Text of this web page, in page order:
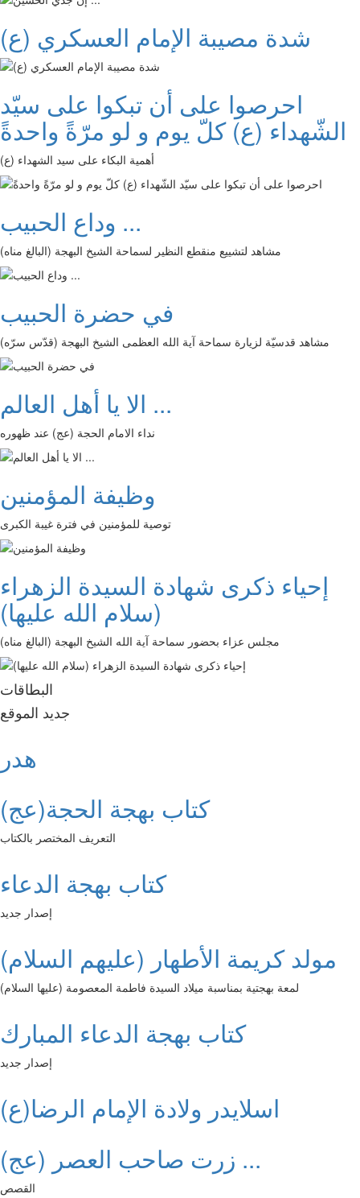
شدة مصيبة الإمام العسكري (ع)
احرصوا على أن تبكوا على سيّد
الشّهداء (ع) كلّ يوم و لو مرّةً واحدةً
أهمية البكاء على سيد الشهداء (ع)
وداع الحبيب ...
مشاهد لتشييع منقطع النظير لسماحة الشيخ البهجة (البالغ مناه)
في حضرة الحبيب
مشاهد قدسيّة لزيارة سماحة آية الله العظمى الشيخ البهجة (قدّس سرّه)
الا يا أهل العالم ...
نداء الامام الحجة (عج) عند ظهوره
وظيفة المؤمنين
توصية للمؤمنين في فترة غيبة الكبرى
إحياء ذكرى شهادة السيدة الزهراء
(سلام الله عليها)
مجلس عزاء بحضور سماحة آية الله الشيخ البهجة (البالغ مناه)
البطاقات
جديد الموقع
هدر
كتاب بهجة الحجة(عج)
التعريف المختصر بالكتاب
كتاب بهجة الدعاء
إصدار جديد
مولد كريمة الأطهار (عليهم السلام)
لمعة بهجتية بمناسبة ميلاد السيدة فاطمة المعصومة (عليها السلام)
كتاب بهجة الدعاء المبارك
إصدار جديد
اسلايدر ولادة الإمام الرضا(ع)
زرت صاحب العصر (عج) ...
القصص